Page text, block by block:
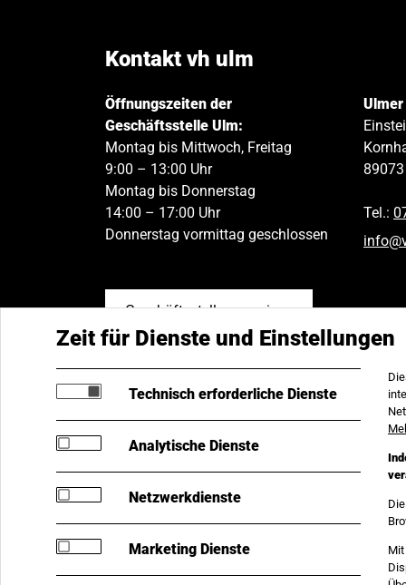
Kontakt vh ulm
Öffnungszeiten der
Geschäftsstelle Ulm:
Montag bis Mittwoch, Freitag
9:00 – 13:00 Uhr
Montag bis Donnerstag
14:00 – 17:00 Uhr
Donnerstag vormittag geschlossen
Geschäftsstellen anzeigen
89073
Tel.:
info@